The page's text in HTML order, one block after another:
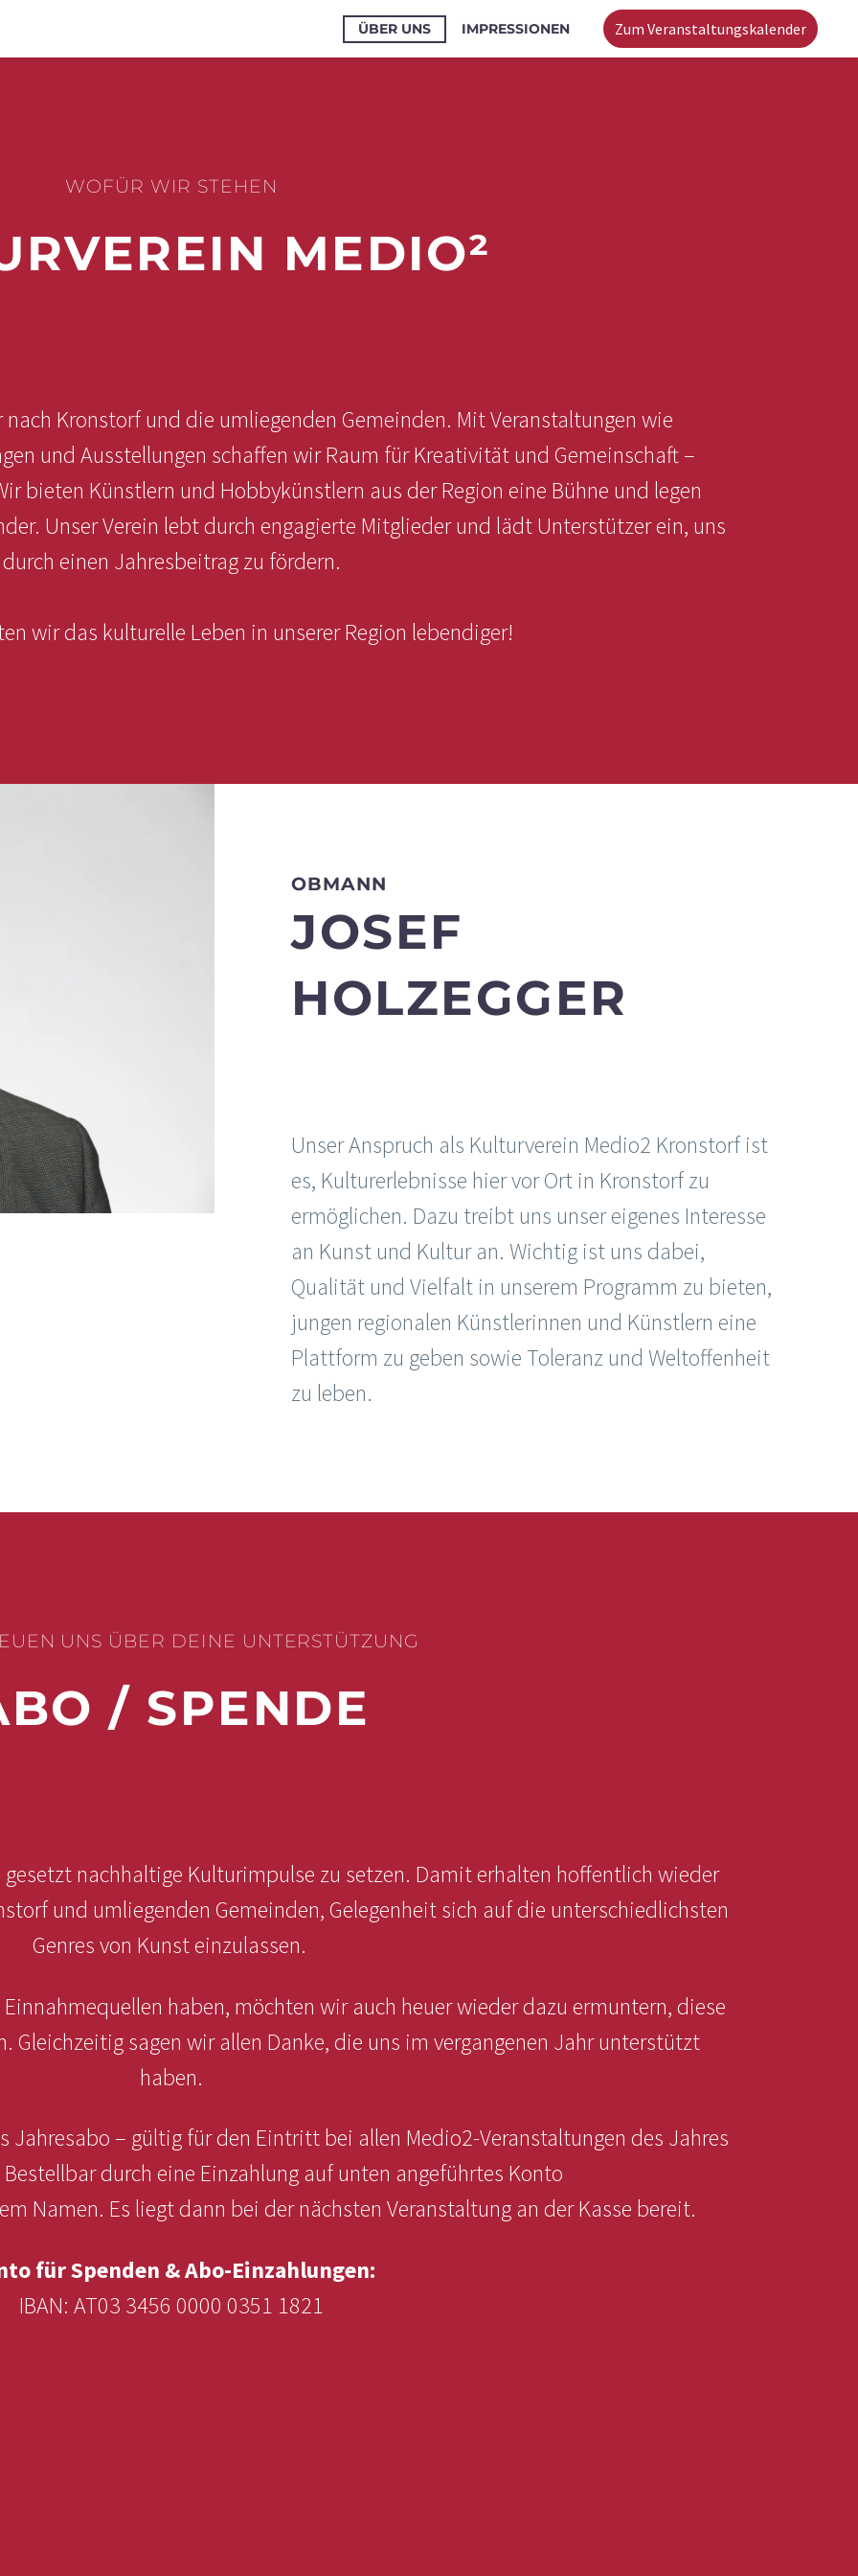
ÜBER UNS IMPRESSIONEN Zum Veranstaltungskalender
WOFÜR WIR STEHEN
MEDIO²
Kronstorf und die umliegenden Gemeinden. Mit Veranstaltungen wie
und Ausstellungen schaffen wir Raum für Kreativität und Gemeinschaft –
bieten Künstlern und Hobbykünstlern aus der Region eine Bühne und legen
Unser Verein lebt durch engagierte Mitglieder und lädt Unterstützer ein, uns
durch einen Jahresbeitrag zu fördern.
wir das kulturelle Leben in unserer Region lebendiger!
OBMANN
JOSEF
HOLZEGGER
Unser Anspruch als Kulturverein Medio2 Kronstorf ist
es, Kulturerlebnisse hier vor Ort in Kronstorf zu
ermöglichen. Dazu treibt uns unser eigenes Interesse
an Kunst und Kultur an. Wichtig ist uns dabei,
Qualität und Vielfalt in unserem Programm zu bieten,
jungen regionalen Künstlerinnen und Künstlern eine
Plattform zu geben sowie Toleranz und Weltoffenheit
zu leben.
UNS ÜBER DEINE UNTERSTÜTZUNG
/ SPENDE
nachhaltige Kulturimpulse zu setzen. Damit erhalten hoffentlich wieder
und umliegenden Gemeinden, Gelegenheit sich auf die unterschiedlichsten
Genres von Kunst einzulassen.
haben, möchten wir auch heuer wieder dazu ermuntern, diese
Gleichzeitig sagen wir allen Danke, die uns im vergangenen Jahr unterstützt
haben.
Jahresabo – gültig für den Eintritt bei allen Medio2-Veranstaltungen des Jahres
durch eine Einzahlung auf unten angeführtes Konto
Namen. Es liegt dann bei der nächsten Veranstaltung an der Kasse bereit.
für Spenden & Abo-Einzahlungen:
IBAN: AT03 3456 0000 0351 1821